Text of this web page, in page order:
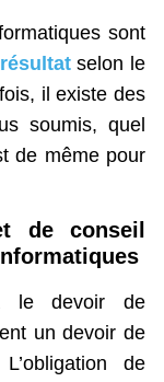
sont
selon le
il existe des
soumis, quel
de même pour
de conseil
le devoir de
un devoir de
de